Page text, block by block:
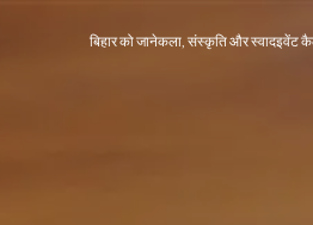
बिहार को जानेकला, संस्कृति और स्वादइवेंट